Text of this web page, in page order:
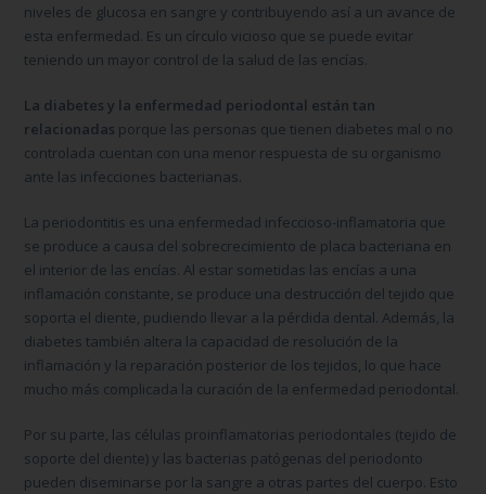
niveles de glucosa en sangre y contribuyendo así a un avance de
esta enfermedad. Es un círculo vicioso que se puede evitar
teniendo un mayor control de la salud de las encías.
La diabetes y la enfermedad periodontal están tan
relacionadas porque las personas que tienen diabetes mal o no
controlada cuentan con una menor respuesta de su organismo
ante las infecciones bacterianas.
La periodontitis es una enfermedad infeccioso-inflamatoria que
se produce a causa del sobrecrecimiento de placa bacteriana en
el interior de las encías. Al estar sometidas las encías a una
inflamación constante, se produce una destrucción del tejido que
soporta el diente, pudiendo llevar a la pérdida dental. Además, la
diabetes también altera la capacidad de resolución de la
inflamación y la reparación posterior de los tejidos, lo que hace
mucho más complicada la curación de la enfermedad periodontal.
Por su parte, las células proinflamatorias periodontales (tejido de
soporte del diente) y las bacterias patógenas del periodonto
pueden diseminarse por la sangre a otras partes del cuerpo. Esto